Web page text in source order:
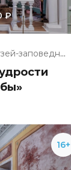
₽
Музей-заповедник «Полотняный З...
16+